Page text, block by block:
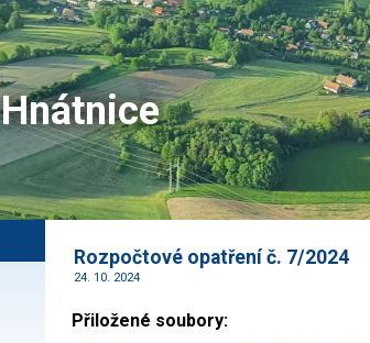
Hnátnice
Rozpočtové opatření č. 7/2024
24. 10. 2024
Přiložené soubory: